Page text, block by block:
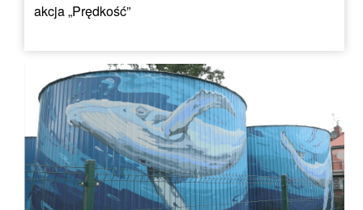
akcja „Prędkość”